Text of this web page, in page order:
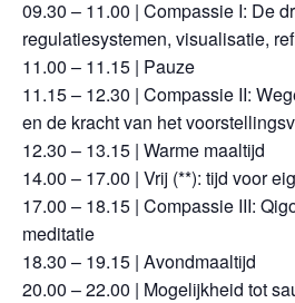
09.30 – 11.00 | Compassie I: De
regulatiesystemen, visualisatie,
11.00 – 11.15 | Pauze
11.15 – 12.30 | Compassie II:
en de kracht van het
12.30 – 13.15 | Warme maaltijd
14.00 – 17.00 | Vrij (**): tijd voor
17.00 – 18.15 | Compassie III:
meditatie
18.30 – 19.15 | Avondmaaltijd
20.00 – 22.00 | Mogelijkheid tot